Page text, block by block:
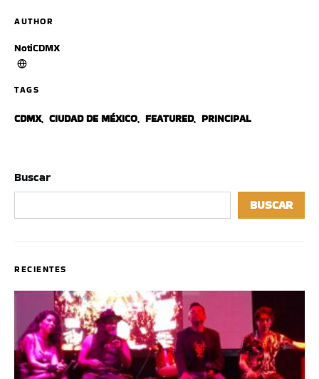
AUTHOR
NotiCDMX
TAGS
CDMX, CIUDAD DE MÉXICO, FEATURED, PRINCIPAL
Buscar
BUSCAR
RECIENTES